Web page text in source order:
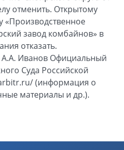
отменить. Открытому
«Производственное
завод комбайнов» в
отказать.
Иванов Официальный
Суда Российской
(информация о
материалы и др.).